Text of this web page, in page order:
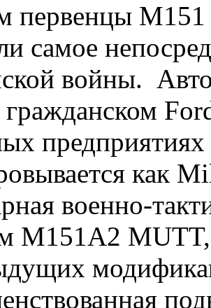
первенцы M151
самое
войны.
гражданском
как
военно-
M151A2